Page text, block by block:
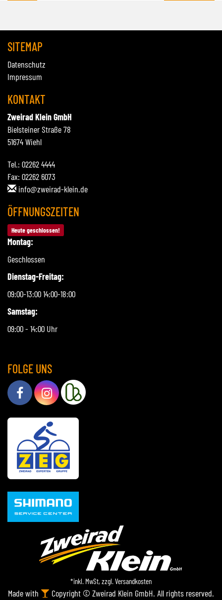
SITEMAP
Datenschutz
Impressum
KONTAKT
Zweirad Klein GmbH
Bielsteiner Straße 78
51674 Wiehl
Tel.: 02262 4444
Fax: 02262 6073
info@zweirad-klein.de
ÖFFNUNGSZEITEN
Heute geschlossen!
Montag:
Geschlossen
Dienstag-Freitag:
09:00-13:00 14:00-18:00
Samstag:
09:00 - 14:00 Uhr
FOLGE UNS
*inkl. MwSt, zzgl.Versandkosten
Made with Copyright © Zweirad Klein GmbH. All rights reserved.